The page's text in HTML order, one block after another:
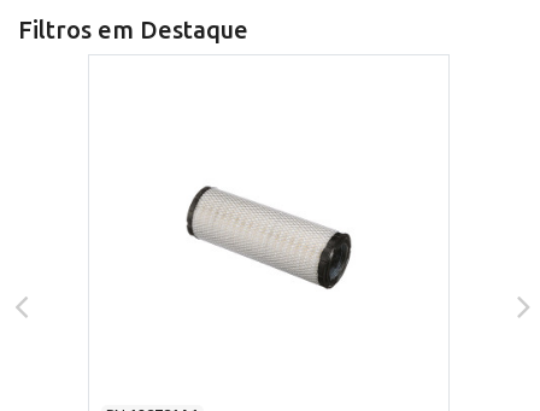
Filtros em Destaque